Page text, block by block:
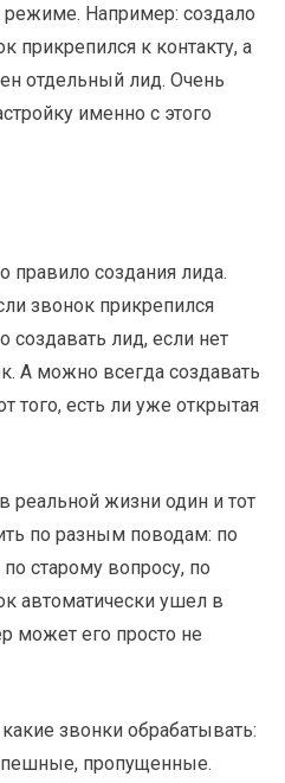
Например: создало
прикрепился к контакту, а
отдельный лид. Очень
именно с этого
создания лида.
звонок прикрепился
создавать лид, если нет
А можно всегда создавать
того, есть ли уже открытая
реальной жизни один и тот
по разным поводам: по
старому вопросу, по
автоматически ушел в
может его просто не
звонки обрабатывать:
пропущенные.